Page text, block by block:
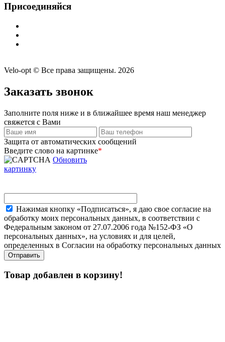
Присоединяйся
Velo-opt © Все права защищены. 2026
Заказать звонок
Заполните поля ниже и в ближайшее время наш менеджер
свяжется с Вами
Защита от автоматических сообщений
Введите слово на картинке*
Обновить
картинку
Нажимая кнопку «Подписаться», я даю свое согласие на
обработку моих персональных данных, в соответствии с
Федеральным законом от 27.07.2006 года №152-ФЗ «О
персональных данных», на условиях и для целей,
определенных в Согласии на обработку персональных данных
Товар добавлен в корзину!